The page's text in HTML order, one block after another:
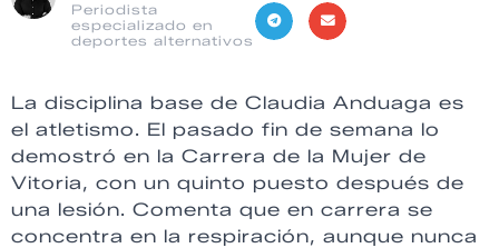
Periodista
especializado en
deportes alternativos
La disciplina base de Claudia Anduaga es
el atletismo. El pasado fin de semana lo
demostró en la Carrera de la Mujer de
Vitoria, con un quinto puesto después de
una lesión. Comenta que en carrera se
concentra en la respiración, aunque nunca